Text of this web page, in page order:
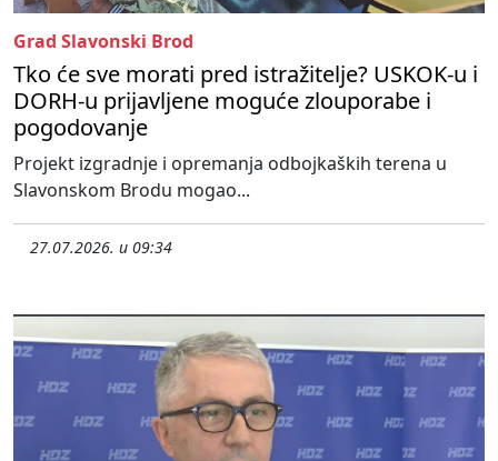
Grad Slavonski Brod
Tko će sve morati pred istražitelje? USKOK-u i
DORH-u prijavljene moguće zlouporabe i
pogodovanje
Projekt izgradnje i opremanja odbojkaških terena u
Slavonskom Brodu mogao...
27.07.2026. u 09:34